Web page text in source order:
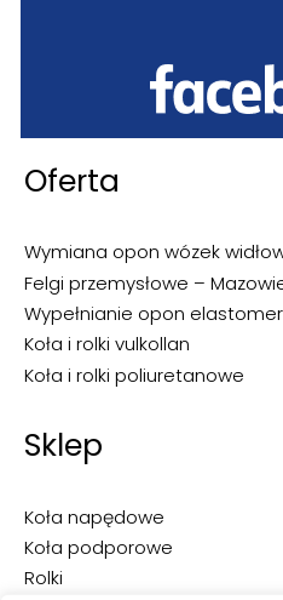
Oferta
Wymiana opon wózek
Felgi przemysłowe –
Wypełnianie opon
Koła i rolki vulkollan
Koła i rolki poliuretanowe
Sklep
Koła napędowe
Koła podporowe
Rolki